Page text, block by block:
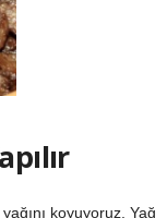
koyuyoruz. Yağ